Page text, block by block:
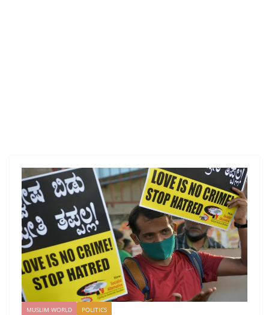
MUSLIM WORLD POLITICS